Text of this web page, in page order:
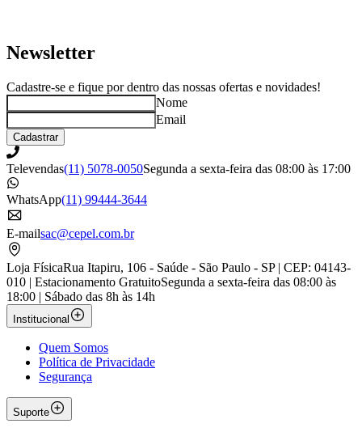
Newsletter
Cadastre-se e fique por dentro das nossas ofertas e novidades!
Nome
Email
Cadastrar
Televendas(11) 5078-0050Segunda a sexta-feira das 08:00 às 17:00
WhatsApp(11) 99444-3644
E-mailsac@cepel.com.br
Loja FísicaRua Itapiru, 106 - Saúde - São Paulo - SP | CEP: 04143-
010 | Estacionamento GratuitoSegunda a sexta-feira das 08:00 às
18:00 | Sábado das 8h às 14h
Institucional
Quem Somos
Política de Privacidade
Segurança
Suporte